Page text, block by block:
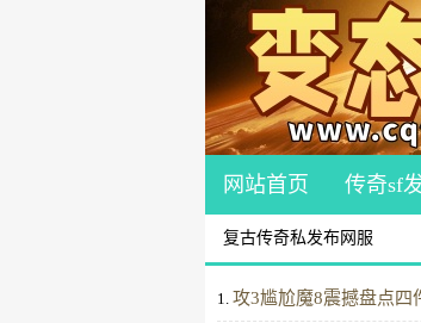
网站首页 传奇sf
复古传奇私发布网服
1. 攻3尴尬魔8震撼盘点四